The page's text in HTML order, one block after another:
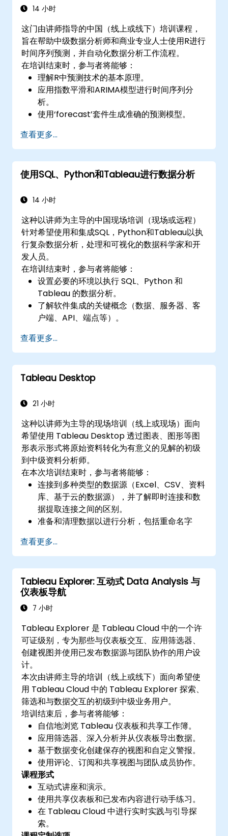
14 小时
这门由讲师指导的中国（线上或线下）培训课程，
旨在帮助中级数据分析师和商业专业人士使用R进行
时间序列预测，并自动化数据分析工作流程。
在培训结束时，参与者将能够：
理解R中预测技术的基本原理。
应用指数平滑和ARIMA模型进行时间序列分
析。
使用‘forecast’套件生成准确的预测模型。
查看更多...
使用SQL、Python和Tableau进行数据分析
14 小时
这种以讲师为主导的中国现场培训（现场或远程）
针对希望使用和集成SQL，Python和Tableau以执
行复杂数据分析，处理和可视化的数据科学家和开
发人员。
在培训结束时，参与者将能够：
设置必要的环境以执行 SQL、Python 和
Tableau 的数据分析。
了解软件集成的关键概念（数据、服务器、客
户端、API、端点等）。
在Python中执行数据预处理技术。
了解如何连接 Python 和 SQL 进行数据分析。
使用 Tableau 创建富有洞察力的数据可视化效
果和图表。
查看更多...
Tableau Desktop
21 小时
这种以讲师为主导的现场培训（线上或现场）面向
希望使用 Tableau Desktop 透过图表、图形等图
形表示形式将原始资料转化为有意义的见解的初级
到中级资料分析师。
在本次培训结束时，参与者将能够：
连接到多种类型的数据源（Excel、CSV、资料
库、基于云的数据源），并了解即时连接和数
据提取连接之间的区别。
准备和清理数据以进行分析，包括重命名字
集。
创建基本的视觉化效果，例如表格、条形图、
折线图和地图，并应用过滤器来优化数据表
示。
开发中间可视化，包括地理地图、双轴图表，
并使用层次结构、组和集来增强分析。
辑函数创建动态和自定义的可视化效果。
设计互动式仪表板和故事，结合多个可视化和
筛选器来讲述有凝聚力的叙述。
查看更多...
Tableau Explorer: 互动式 Data Analysis 与
仪表板导航
7 小时
Tableau Explorer 是 Tableau Cloud 中的一个许
可证级别，专为那些与仪表板交互、应用筛选器、
创建视图并使用已发布数据源与团队协作的用户设
计。
本次由讲师主导的培训（线上或线下）面向希望使
用 Tableau Cloud 中的 Tableau Explorer 探索、
筛选和与数据交互的初级到中级业务用户。
培训结束后，参与者将能够：
自信地浏览 Tableau 仪表板和共享工作簿。
应用筛选器、深入分析并从仪表板导出数据。
基于数据变化创建保存的视图和自定义警报。
使用评论、订阅和共享视图与团队成员协作。
课程形式
互动式讲座和演示。
使用共享仪表板和已发布内容进行动手练习。
在 Tableau Cloud 中进行实时实践与引导探
索。